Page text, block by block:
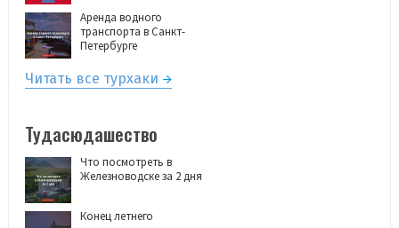
Аренда водного
транспорта в Санкт-
Петербурге
Читать все турхаки
Тудасюдашество
Что посмотреть в
Железноводске за 2 дня
Конец летнего